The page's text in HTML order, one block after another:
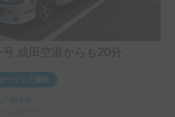
号 成田空港からも20分
カーシェア保険
' 潮来駅